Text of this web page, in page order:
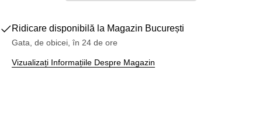
Ridicare disponibilă la Magazin București
Gata, de obicei, în 24 de ore
Vizualizați Informațiile Despre Magazin